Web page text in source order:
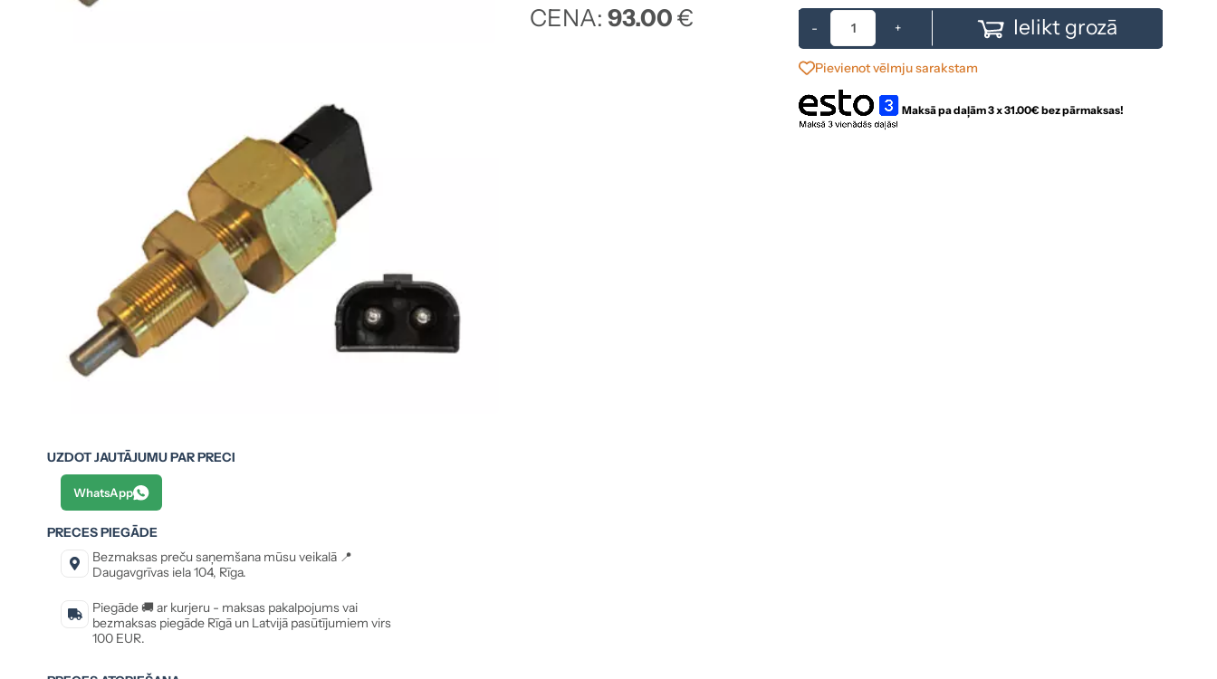
UZDOT JAUTĀJUMU PAR PRECI
WhatsApp
PRECES PIEGĀDE
Bezmaksas preču saņemšana mūsu veikalā 📍
Daugavgrīvas iela 104, Rīga.
Piegāde 🚚 ar kurjeru - maksas pakalpojums vai
bezmaksas piegāde Rīgā un Latvijā pasūtījumiem virs
100 EUR.
CENA:93.00€ - + Ielikt grozā
Pievienot vēlmju sarakstam
Maksā pa daļām 3 x31.00€ bez pārmaksas!